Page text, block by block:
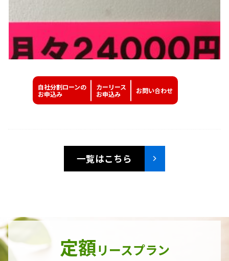
自社分割ローンの
お申込み
カーリース
お申込み
お問い合わせ
一覧はこちら
定額リースプラン